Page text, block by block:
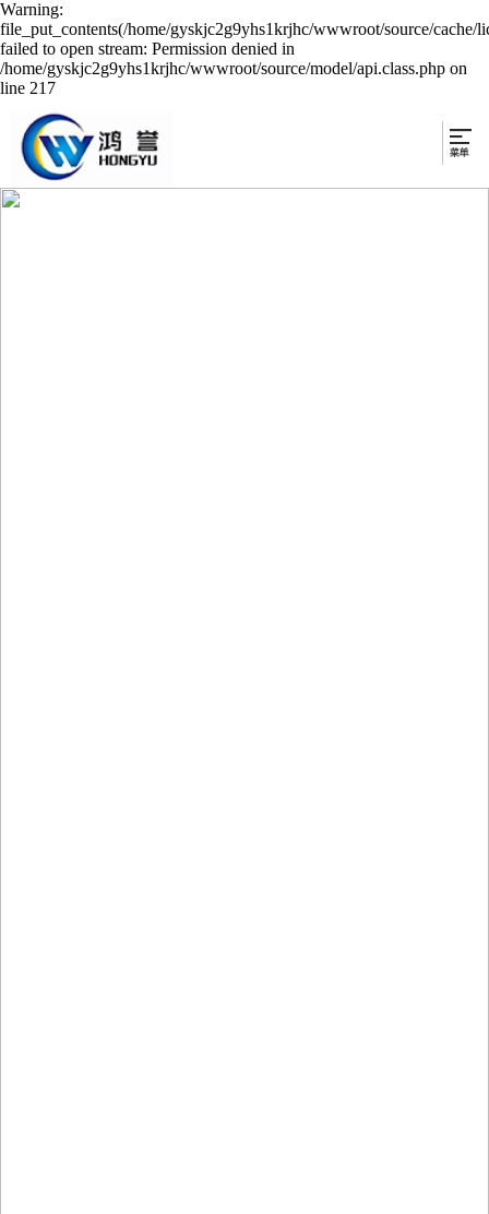
Warning:
file_put_contents(/home/gyskjc2g9yhs1krjhc/wwwroot/source/cache/
failed to open stream: Permission denied in
/home/gyskjc2g9yhs1krjhc/wwwroot/source/model/api.class.php on
line 217